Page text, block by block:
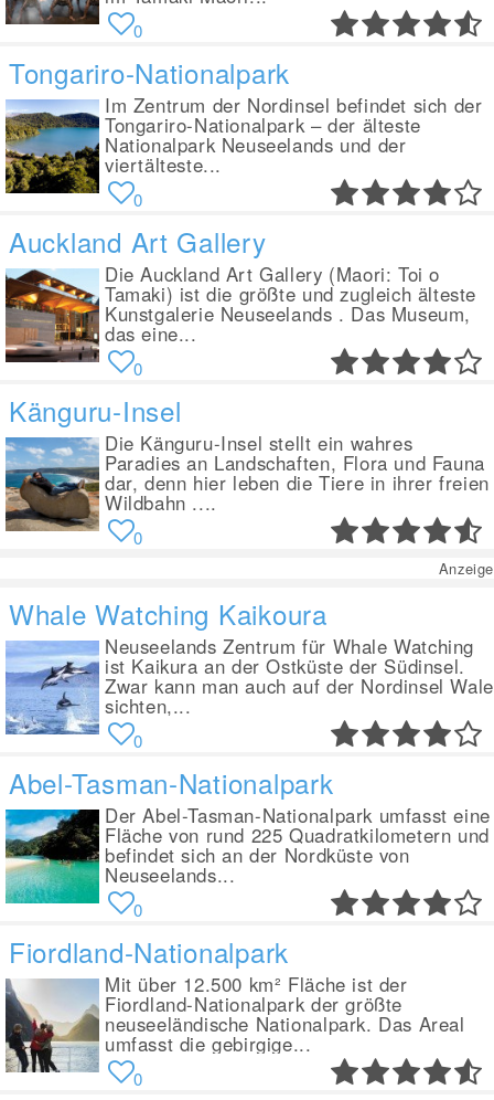
0
Tongariro-Nationalpark
Im Zentrum der Nordinsel befindet sich der
Tongariro-Nationalpark – der älteste
Nationalpark Neuseelands und der
viertälteste...
0
Auckland Art Gallery
Die Auckland Art Gallery (Maori: Toi o
Tamaki) ist die größte und zugleich älteste
Kunstgalerie Neuseelands . Das Museum,
das eine...
0
Känguru-Insel
Die Känguru-Insel stellt ein wahres
Paradies an Landschaften, Flora und Fauna
dar, denn hier leben die Tiere in ihrer freien
Wildbahn ....
0
Anzeige
Whale Watching Kaikoura
Neuseelands Zentrum für Whale Watching
ist Kaikura an der Ostküste der Südinsel.
Zwar kann man auch auf der Nordinsel Wale
sichten,...
0
Abel-Tasman-Nationalpark
Der Abel-Tasman-Nationalpark umfasst eine
Fläche von rund 225 Quadratkilometern und
befindet sich an der Nordküste von
Neuseelands...
0
Fiordland-Nationalpark
Mit über 12.500 km² Fläche ist der
Fiordland-Nationalpark der größte
neuseeländische Nationalpark. Das Areal
umfasst die gebirgige...
0